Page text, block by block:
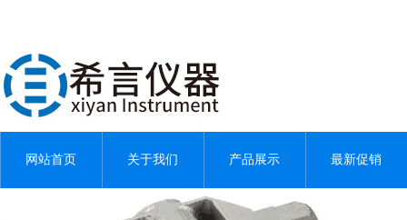
网站首页 关于我们 产品展示 最新促销